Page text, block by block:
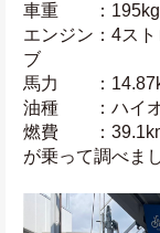
車重　　：195kg
エンジン：4ス
ブ
馬力　　：
油種　　：ハイ
燃費　　：
が乗って調べま